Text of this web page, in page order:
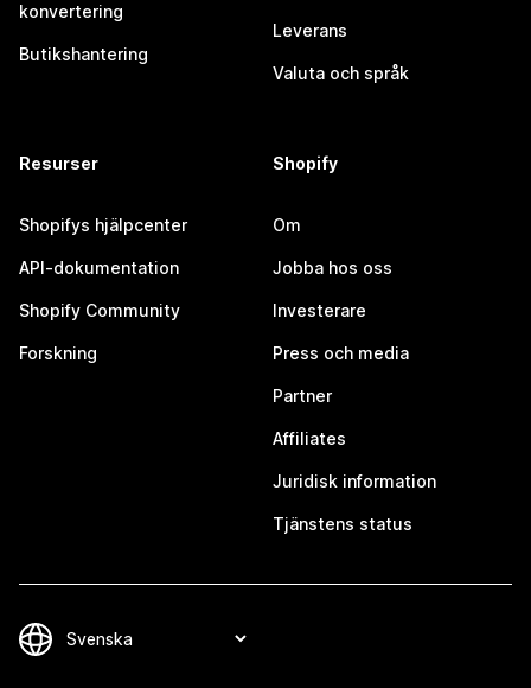
konvertering
Butikshantering
Leverans
Valuta och språk
Resurser
Shopifys hjälpcenter
API-dokumentation
Shopify Community
Forskning
Shopify
Om
Jobba hos oss
Investerare
Press och media
Partner
Affiliates
Juridisk information
Tjänstens status